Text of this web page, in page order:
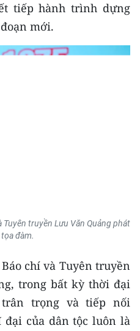
tiếp hành trình dựng
mới.
Tuyên truyền Lưu Văn Quảng phát
đàm.
chí và Tuyên truyền
trong bất kỳ thời đại
trọng và tiếp nối
của dân tộc luôn là